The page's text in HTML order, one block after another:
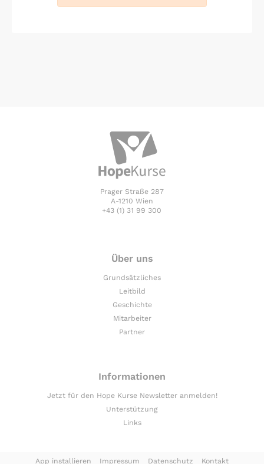
Prager Straße 287
A-1210 Wien
+43 (1) 31 99 300
Über uns
Grundsätzliches
Leitbild
Geschichte
Mitarbeiter
Partner
Informationen
Jetzt für den Hope Kurse Newsletter anmelden!
Unterstützung
Links
App installieren Impressum Datenschutz Kontakt